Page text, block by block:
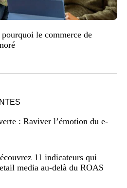
le commerce de
: Raviver l’émotion du e-
11 indicateurs qui
media au-delà du ROAS